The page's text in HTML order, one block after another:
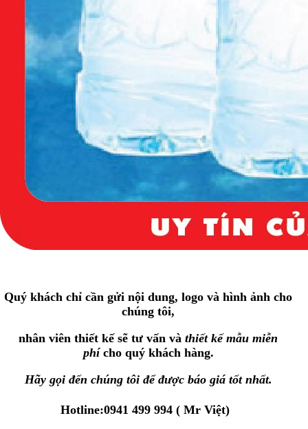
Quý khách chỉ cần gửi nội dung, logo và hình ảnh cho
chúng tôi,
nhân viên thiết kế sẽ tư vấn và thiết kế mẫu miễn
phí cho quý khách hàng.
Hãy gọi đến chúng tôi để được báo giá tốt nhất.
Hotline:0941 499 994 ( Mr Việt)